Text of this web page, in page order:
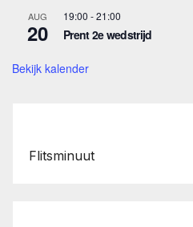
AUG
20
19:00 -21:00
Prent 2e wedstrijd
Bekijk kalender
Flitsminuut